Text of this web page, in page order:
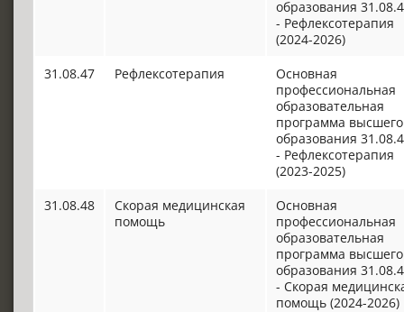
образования
- Рефлексотерапия
(2024-2026)
31.08.47
Рефлексотерапия
Основная
профессиональная
образовательная
программа высшего
образования
- Рефлексотерапия
(2023-2025)
31.08.48
Скорая медицинская
помощь
Основная
профессиональная
образовательная
программа высшего
образования
- Скорая
помощь (2024-2026)